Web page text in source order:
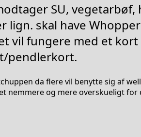
SU, vegetarbøf,
lign. skal have
vil fungere med et kort
pendlerkort.
da flere vil benytte sig af
nemmere og mere overskueligt for